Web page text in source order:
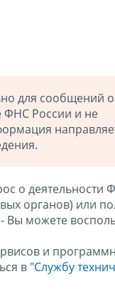
для сообщений о
ФНС России и не
о деятельности
органов) или
можете
и
в "Службу